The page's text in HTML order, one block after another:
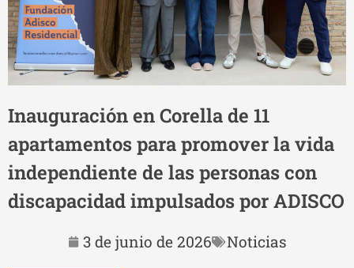
Inauguración en Corella de 11
apartamentos para promover la vida
independiente de las personas con
discapacidad impulsados por ADISCO
3 de junio de 2026 Noticias